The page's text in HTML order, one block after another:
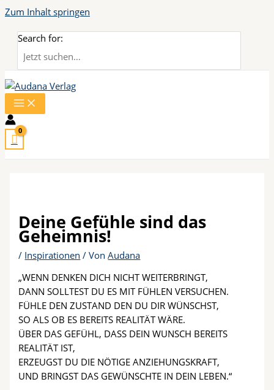
Zum Inhalt springen
Search for:
Deine Gefühle sind das
Geheimnis!
/ Inspirationen / VonAudana
„WENN DENKEN DICH NICHT WEITERBRINGT,
DANN SOLLTEST DU ES MIT FÜHLEN VERSUCHEN.
FÜHLE DEN ZUSTAND DEN DU DIR WÜNSCHST,
SO ALS OB ES BEREITS REALITÄT WÄRE.
ÜBER DAS GEFÜHL, DASS DEIN WUNSCH BEREITS
REALITÄT IST,
ERZEUGST DU DIE NÖTIGE ANZIEHUNGSKRAFT,
UND BRINGST DAS GEWÜNSCHTE IN DEIN LEBEN.“